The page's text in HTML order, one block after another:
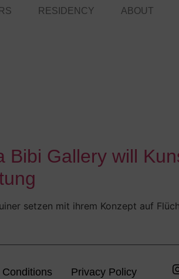
RESIDENCY ABOUT
Gallery will
setzen mit ihrem Konzept auf
Privacy Policy